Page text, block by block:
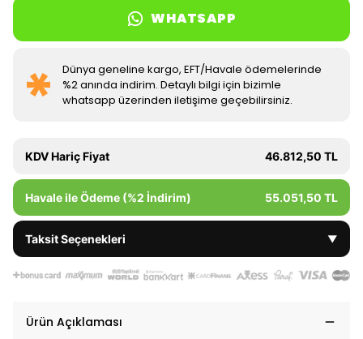
WHATSAPP
Dünya geneline kargo, EFT/Havale ödemelerinde
%2 anında indirim. Detaylı bilgi için bizimle
whatsapp üzerinden iletişime geçebilirsiniz.
KDV Hariç Fiyat 46.812,50 TL
Havale ile Ödeme (%2 İndirim) 55.051,50 TL
Taksit Seçenekleri ▼
Ürün Açıklaması